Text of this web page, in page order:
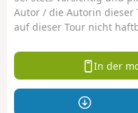
Autor / die Autorin dieser
auf dieser Tour nicht
In der